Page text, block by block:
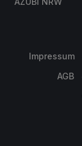
Impressum
AGB